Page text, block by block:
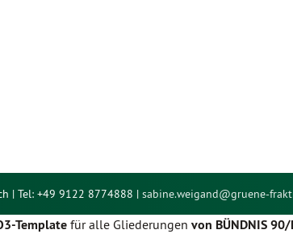
| Tel: +49 9122 8774888 |sabine.weigand@gruene-
Template für alle Gliederungenvon BÜNDNIS 90/